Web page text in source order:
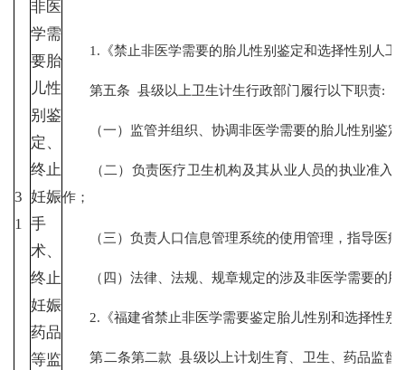
3
1
非医
学需
要胎
儿性
别鉴
定、
终止
妊娠
手
术、
终止
妊娠
药品
等监
1.《禁止非医学需要的胎儿性别鉴定和选择性别人工
第五条 县级以上卫生计生行政部门履行以下职责:
（一）监管并组织、协调非医学需要的胎儿性别鉴定
（二）负责医疗卫生机构及其从业人员的执业准入
作；
（三）负责人口信息管理系统的使用管理，指导医疗
（四）法律、法规、规章规定的涉及非医学需要的胎
2.《福建省禁止非医学需要鉴定胎儿性别和选择性别
第二条第二款 县级以上计划生育、卫生、药品监督